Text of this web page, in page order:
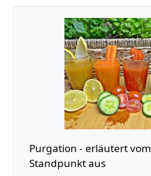
Purgation - erläutert vom
Standpunkt aus